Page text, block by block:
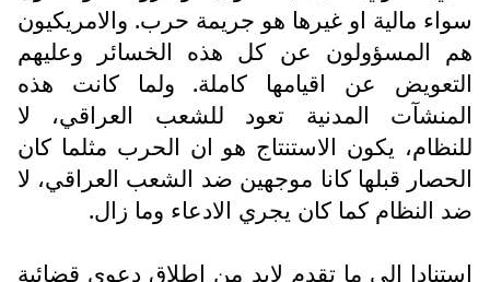
سواء مالية او غيرها هو جريمة حرب. والامريكيون
هم المسؤولون عن كل هذه الخسائر وعليهم
التعويض عن اقيامها كاملة. ولما كانت هذه
المنشآت المدنية تعود للشعب العراقي، لا
للنظام، يكون الاستنتاج هو ان الحرب مثلما كان
الحصار قبلها كانا موجهين ضد الشعب العراقي، لا
ضد النظام كما كان يجري الادعاء وما زال.
استنادا الى ما تقدم لابد من اطلاق دعوى قضائية